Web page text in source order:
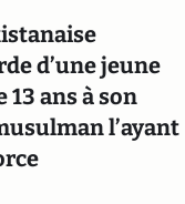
d’une jeune
ans à son
l’ayant